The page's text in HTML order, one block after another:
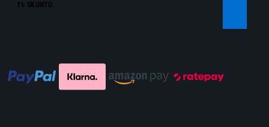
1% SKONTO